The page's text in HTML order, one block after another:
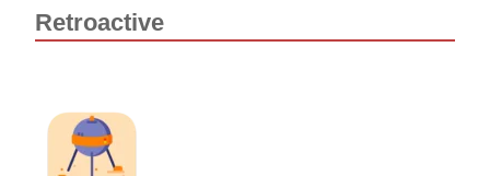
Retroactive